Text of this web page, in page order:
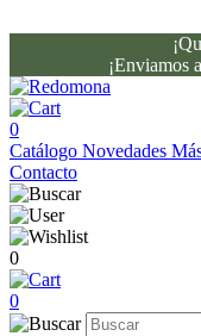
¡Enviamos
0
Catálogo Novedades
Contacto
0
0